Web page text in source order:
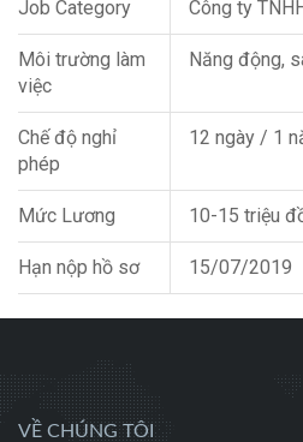
Job Category Công ty
Môi trường làm
việc
Năng động,
Chế độ nghỉ
phép
12 ngày / 1
Mức Lương 10-15 triệu
Hạn nộp hồ sơ 15/07/2019
VỀ CHÚNG TÔI